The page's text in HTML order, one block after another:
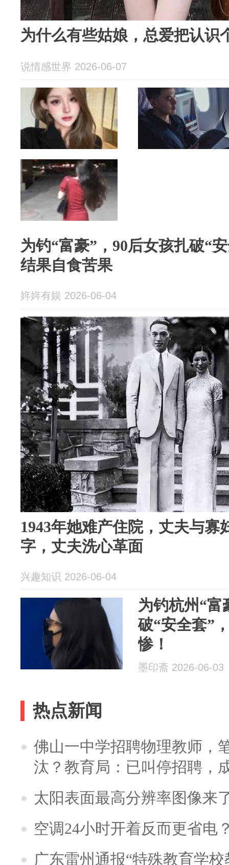
为什么有些姑娘，总爱把认识
说情感世界 2026-06-07
为钓“富豪”，90后女孩扎破“
结果自食苦果
姩姩有娱 2026-06-04
1943年她难产住院，丈夫与寡
字，丈夫洗心革面
兴趣知识 2026-06-04
为钓杭州“富
破“安全套”
惨！
墨印斋 2026-06-03
热点新闻
佛山一中学招聘物理教师，
汰？教育局：已叫停招聘，
太阳表面最高分辨率图像来
空调24小时开着反而更省电
广东雷州通报“特殊教育学